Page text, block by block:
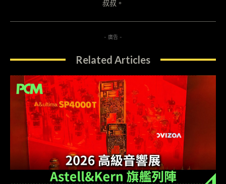
叔叔。
- 廣告 -
Related Articles